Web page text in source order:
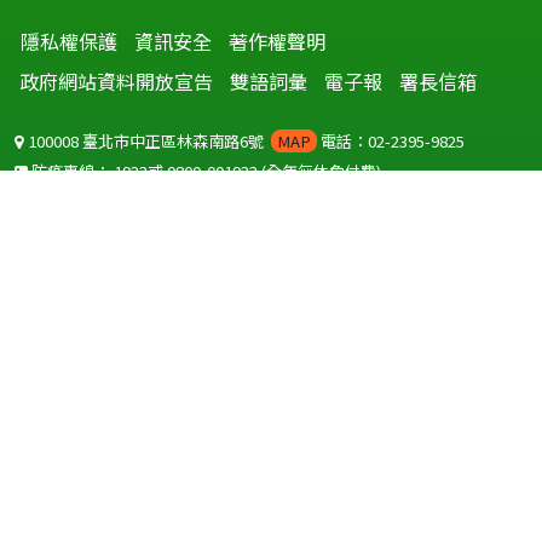
隱私權保護 資訊安全 著作權聲明
政府網站資料開放宣告
雙語詞彙 電子報 署長信箱
100008 臺北市中正區林森南路6號 MAP 電話：02-2395-9825
防疫專線：1922或0800-001922(全年無休免付費)